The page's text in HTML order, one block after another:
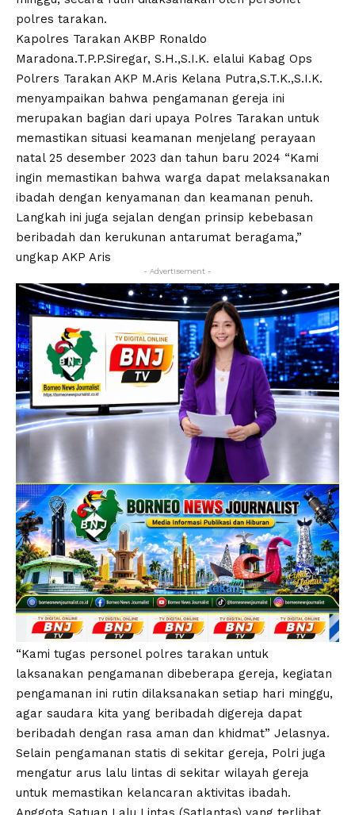
polres tarakan.
Kapolres Tarakan AKBP Ronaldo
Maradona.T.P.P.Siregar, S.H.,S.I.K. elalui Kabag Ops
Polrers Tarakan AKP M.Aris Kelana Putra,S.T.K.,S.I.K.
menyampaikan bahwa pengamanan gereja ini
merupakan bagian dari upaya Polres Tarakan untuk
memastikan situasi keamanan menjelang perayaan
natal 25 desember 2023 dan tahun baru 2024 “Kami
ingin memastikan bahwa warga dapat melaksanakan
ibadah dengan kenyamanan dan keamanan penuh.
Langkah ini juga sejalan dengan prinsip kebebasan
beribadah dan kerukunan antarumat beragama,”
ungkap AKP Aris
- Advertisement -
“Kami tugas personel polres tarakan untuk
laksanakan pengamanan dibeberapa gereja, kegiatan
pengamanan ini rutin dilaksanakan setiap hari minggu,
agar saudara kita yang beribadah digereja dapat
beribadah dengan rasa aman dan khidmat” Jelasnya.
Selain pengamanan statis di sekitar gereja, Polri juga
mengatur arus lalu lintas di sekitar wilayah gereja
untuk memastikan kelancaran aktivitas ibadah.